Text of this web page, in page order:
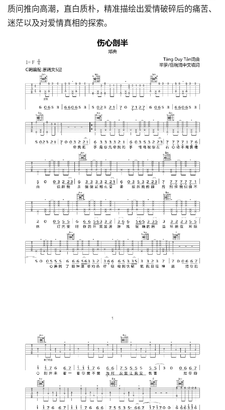
质问推向高潮，直白质朴，精准描绘出爱情破碎后的痛苦、
迷茫以及对爱情真相的探索。